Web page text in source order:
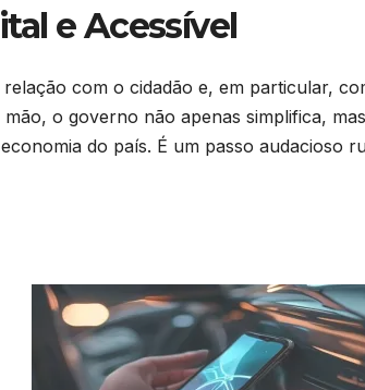
e Acessível
com o cidadão e, em particular,
o governo não apenas simplifica,
do país. É um passo audacioso